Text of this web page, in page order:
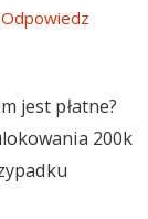
Odpowiedz
jest płatne?
200k